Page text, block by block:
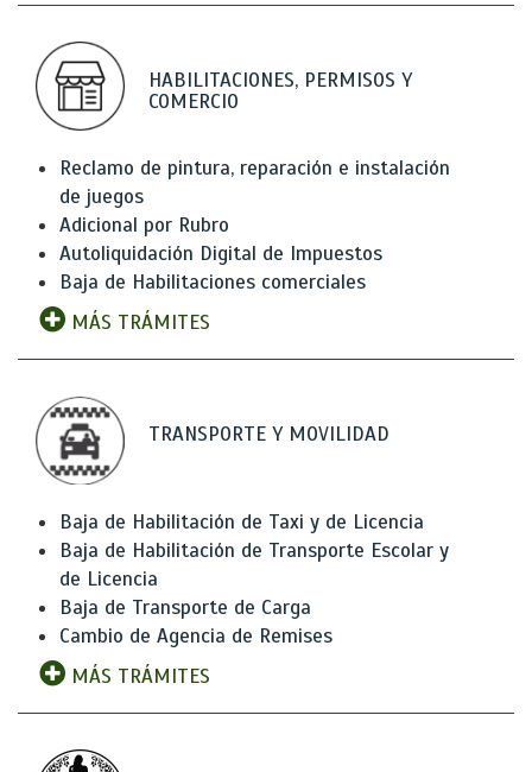
HABILITACIONES, PERMISOS Y
COMERCIO
Reclamo de pintura, reparación e instalación
de juegos
Adicional por Rubro
Autoliquidación Digital de Impuestos
Baja de Habilitaciones comerciales
MÁS TRÁMITES
TRANSPORTE Y MOVILIDAD
Baja de Habilitación de Taxi y de Licencia
Baja de Habilitación de Transporte Escolar y
de Licencia
Baja de Transporte de Carga
Cambio de Agencia de Remises
MÁS TRÁMITES